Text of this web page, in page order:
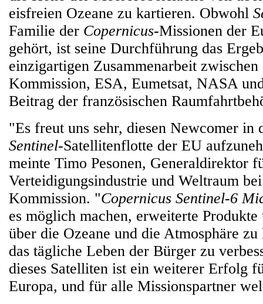
eisfreien Ozeane zu kartieren. Obwohl
Familie der Copernicus-Missionen der
gehört, ist seine Durchführung das
einzigartigen Zusammenarbeit
Kommission, ESA, Eumetsat, NASA
Beitrag der französischen
"Es freut uns sehr, diesen Newcomer in
Sentinel-Satellitenflotte der EU
meinte Timo Pesonen, Generaldirektor
Verteidigungsindustrie und Weltraum
Kommission. "Copernicus Sentinel-6
es möglich machen, erweiterte
über die Ozeane und die Atmosphäre
das tägliche Leben der Bürger zu
dieses Satelliten ist ein weiterer Erfolg
Europa, und für alle Missionspartner